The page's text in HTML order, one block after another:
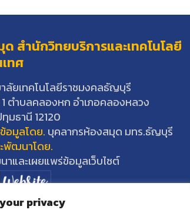
privacy
สำนักวิทยบริการและเทคโนโลยี
ทศ
ลัยเทคโนโลยีราชมงคลธัญบุรี
ตำบลคลองหก อำเภอคลองหลวง
มธานี 12120
อมูลโดย. บุคลากรห้องสมุด มทร.ธัญบุรี
พัฒนาโดย.
และเผยแพร่ข้อมูลเว็บไซต์